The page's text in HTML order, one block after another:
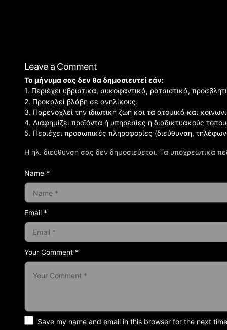
Leave a Comment
Η ηλ. διεύθυνση σας δεν δημοσιεύεται. Τα υποχρεωτικά
Your Comment *
Το μήνυμα σας δεν θα δημοσιευτεί εάν:
1. Περιέχει υβριστικά, συκοφαντικά, ρατσιστικά,
2. Προκαλεί βλάβη σε ανηλίκους.
3. Παρενοχλεί την ιδιωτική ζωή και τα ατομικά και
4. Διαφημίζει προϊόντα ή υπηρεσίες ή διαδικτυακούς
5. Περιέχει προσωπικές πληροφορίες (διεύθυνση,
Name *
Email *
Save my name and email in this browser for the next